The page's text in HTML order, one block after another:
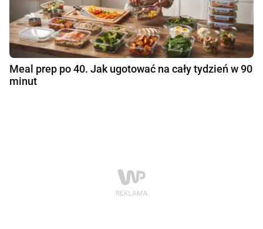
Meal prep po 40. Jak ugotować na cały tydzień w 90
minut